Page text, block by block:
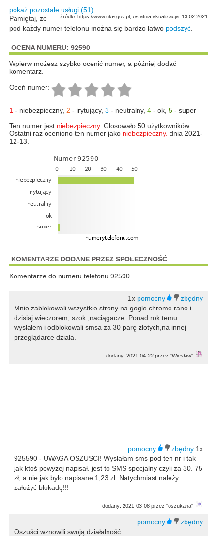
pokaż pozostałe usługi (51)
źródło: https://www.uke.gov.pl, ostatnia akualizacja: 13.02.2021
Pamiętaj, że
pod każdy numer telefonu można się bardzo łatwo podszyć.
OCENA NUMERU: 92590
Wpierw możesz szybko ocenić numer, a później dodać
komentarz.
Oceń numer:
1 - niebezpieczny, 2 - irytujący, 3 - neutralny, 4- ok, 5- super
Ten numer jest niebezpieczny. Głosowało 50 użytkowników.
Ostatni raz oceniono ten numer jako niebezpieczny. dnia 2021-
12-13.
KOMENTARZE DODANE PRZEZ SPOŁECZNOŚĆ
Komentarze do numeru telefonu 92590
1x
Mnie zablokowali wszystkie strony na gogle chrome rano i
dzisiaj wieczorem, szok ,naciągacze. Ponad rok temu
wysłałem i odblokowali smsa za 30 parę złotych,na innej
przeglądarce działa.
dodany: 2021-04-22 przez "Wiesław"
1x
925590 - UWAGA OSZUŚCI! Wysłałam sms pod ten nr i tak
jak ktoś powyżej napisał, jest to SMS specjalny czyli za 30, 75
zł, a nie jak było napisane 1,23 zł. Natychmiast należy
założyć blokadę!!!
dodany: 2021-03-08 przez "oszukana"
Oszuści wznowili swoją działalność.....